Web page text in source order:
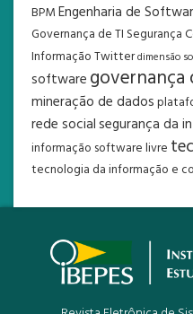
BPMEngenharia de
Governança de TI Segurança
InformaçãoTwitterdimensão
software governança
mineração de dados
rede socialsegurança da
informação software livre
tecnologia da informação e